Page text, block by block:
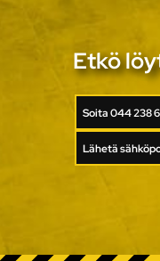
Etkö
Soita 044 238
Lähetä